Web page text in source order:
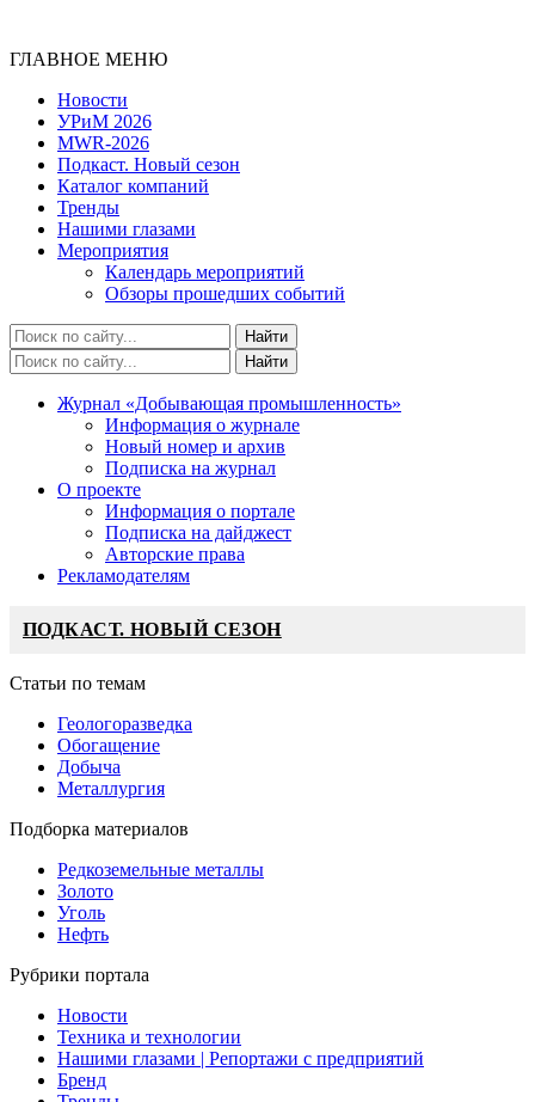
ГЛАВНОЕ МЕНЮ
Новости
УРиМ 2026
MWR-2026
Подкаст. Новый сезон
Каталог компаний
Тренды
Нашими глазами
Мероприятия
Календарь мероприятий
Обзоры прошедших событий
Журнал «Добывающая промышленность»
Информация о журнале
Новый номер и архив
Подписка на журнал
О проекте
Информация о портале
Подписка на дайджест
Авторские права
Рекламодателям
ПОДКАСТ. НОВЫЙ СЕЗОН
Статьи по темам
Геологоразведка
Обогащение
Добыча
Металлургия
Подборка материалов
Редкоземельные металлы
Золото
Уголь
Нефть
Рубрики портала
Новости
Техника и технологии
Нашими глазами | Репортажи с предприятий
Бренд